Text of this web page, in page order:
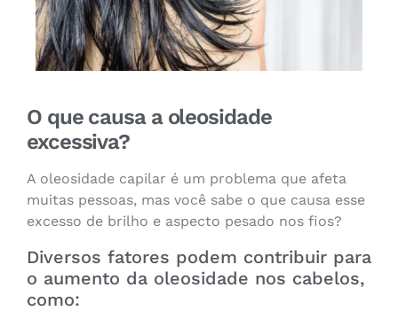
O que causa a oleosidade
excessiva?
A oleosidade capilar é um problema que afeta
muitas pessoas, mas você sabe o que causa esse
excesso de brilho e aspecto pesado nos fios?
Diversos fatores podem contribuir para
o aumento da oleosidade nos cabelos,
como: